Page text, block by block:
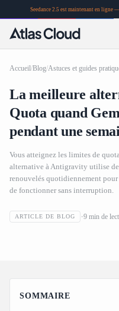
Seedance 2.5 est maintenant en ligne
Accueil/Blog/Astuces et guides
La meilleure
Quota quand
pendant une
Vous atteignez les limites de
alternative à Antigravity utilise
renouvelés quotidiennement
de fonctionner sans interruption.
ARTICLE DE BLOG 9 min de
La meilleure
Gemini 3 Pro vous
SOMMAIRE